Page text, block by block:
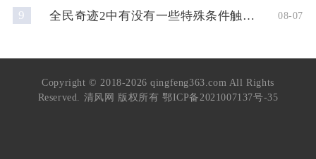
9 全民奇迹2中有没有一些特殊条件触发的奇遇任务 08-07
Copyright © 2018-2026 qingfeng363.com All Rights
Reserved. 清风网 版权所有 鄂ICP备2021007137号-35